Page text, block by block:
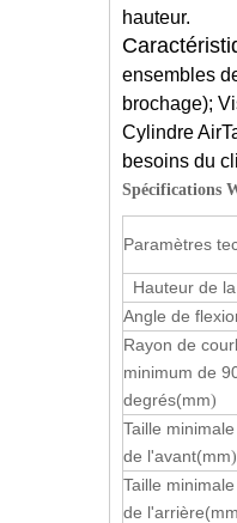
hauteur.
ensembles
brochage);
Cylindre
besoins du
Spécifications
Paramètres
Hauteur de
Angle de
Rayon de
minimum de
degrés(mm)
Taille
de l'avant(mm)
Taille
de l'arrière(mm